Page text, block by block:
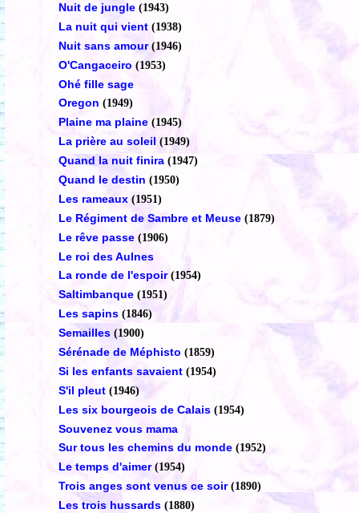
Nuit de jungle (1943)
La nuit qui vient (1938)
Nuit sans amour (1946)
O'Cangaceiro (1953)
Ohé fille sage
Oregon (1949)
Plaine ma plaine (1945)
La prière au soleil (1949)
Quand la nuit finira (1947)
Quand le destin (1950)
Les rameaux (1951)
Le Régiment de Sambre et Meuse (1879)
Le rêve passe (1906)
Le roi des Aulnes
La ronde de l'espoir (1954)
Saltimbanque (1951)
Les sapins (1846)
Semailles (1900)
Sérénade de Méphisto (1859)
Si les enfants savaient (1954)
S'il pleut (1946)
Les six bourgeois de Calais (1954)
Souvenez vous mama
Sur tous les chemins du monde (1952)
Le temps d'aimer (1954)
Trois anges sont venus ce soir (1890)
Les trois hussards (1880)